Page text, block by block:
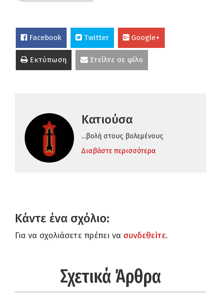
Facebook Twitter Google+
Εκτύπωση Στείλτε σε φίλο
Κατιούσα
...βολή στους βολεμένους
Διαβάστε περισσότερα
Κάντε ένα σχόλιο:
Για να σχολιάσετε πρέπει να συνδεθείτε.
Σχετικά Άρθρα